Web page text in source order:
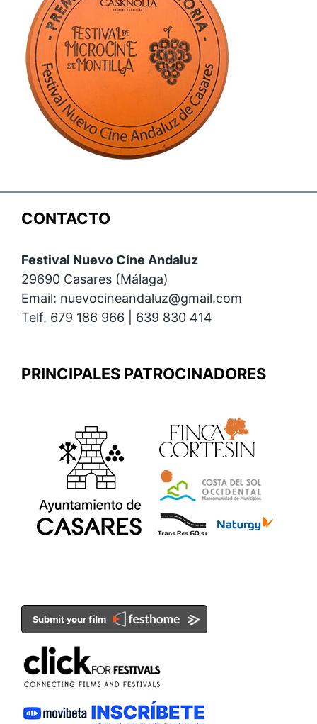
CONTACTO
Festival Nuevo Cine Andaluz
29690 Casares (Málaga)
Email: nuevocineandaluz@gmail.com
Telf. 679 186 966 | 639 830 414
PRINCIPALES PATROCINADORES